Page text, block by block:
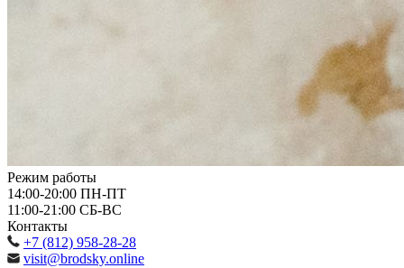
Режим работы
14:00-20:00 ПН-ПТ
11:00-21:00 СБ-ВС
Контакты
+7 (812) 958-28-28
visit@brodsky.online